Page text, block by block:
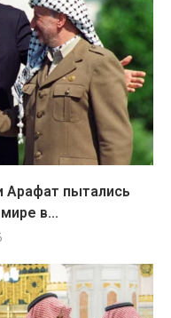
Арафат пытались
в...